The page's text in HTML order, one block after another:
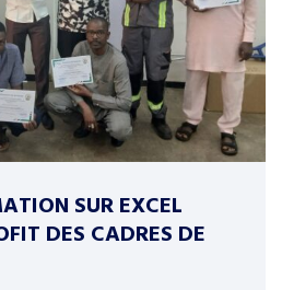
SUR EXCEL
DES CADRES DE